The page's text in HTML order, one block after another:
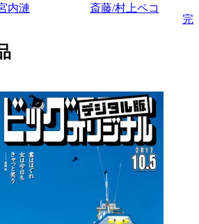
内漣
斎藤/村上ペコ
完